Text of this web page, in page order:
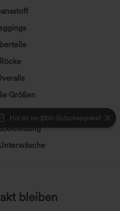
Hol dir ein $100-Gutscheinpaket
Röcke
Größen
bleiben